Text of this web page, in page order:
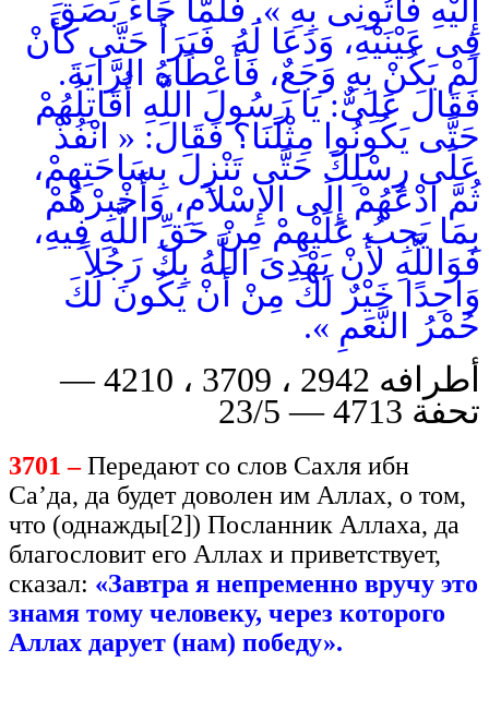
إِلَيْهِ فَأْتُونِى بِهِ ». فَلَمَّا جَاءَ بَصَقَ
فِى عَيْنَيْهِ، وَدَعَا لَهُ فَبَرَأَ حَتَّى كَأَنْ
لَمْ يَكُنْ بِهِ وَجَعٌ، فَأَعْطَاهُ الرَّايَةَ.
فَقَالَ عَلِىٌّ: يَا رَسُولَ اللَّهِ أُقَاتِلُهُمْ
حَتَّى يَكُونُوا مِثْلَنَا؟ فَقَالَ: « انْفُذْ
عَلَى رِسْلِكَ حَتَّى تَنْزِلَ بِسَاحَتِهِمْ،
ثُمَّ ادْعُهُمْ إِلَى الإِسْلاَمِ، وَأَخْبِرْهُمْ
بِمَا يَجِبُ عَلَيْهِمْ مِنْ حَقِّ اللَّهِ فِيهِ،
فَوَاللَّهِ لأَنْ يَهْدِىَ اللَّهُ بِكَ رَجُلاً
وَاحِدًا خَيْرٌ لَكَ مِنْ أَنْ يَكُونَ لَكَ
حُمْرُ النَّعَمِ ».
أطرافه 2942 ، 3709 ، 4210 —
تحفة 4713 — 23/5
3701 –Передают со слов Сахля ибн
Са’да, да будет доволен им Аллах, о том,
что (однажды[2]) Посланник Аллаха, да
благословит его Аллах и приветствует,
сказал: «Завтра я непременно вручу это
знамя тому человеку, через которого
Аллах дарует (нам) победу».